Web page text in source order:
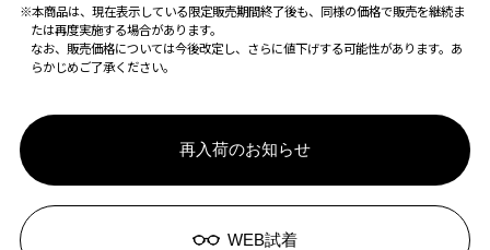
※本商品は、現在表示している限定販売期間終了後も、同様の価格で販売を継続ま
たは再度実施する場合があります。
なお、販売価格については今後改定し、さらに値下げする可能性があります。あ
らかじめご了承ください。
再入荷のお知らせ
WEB試着